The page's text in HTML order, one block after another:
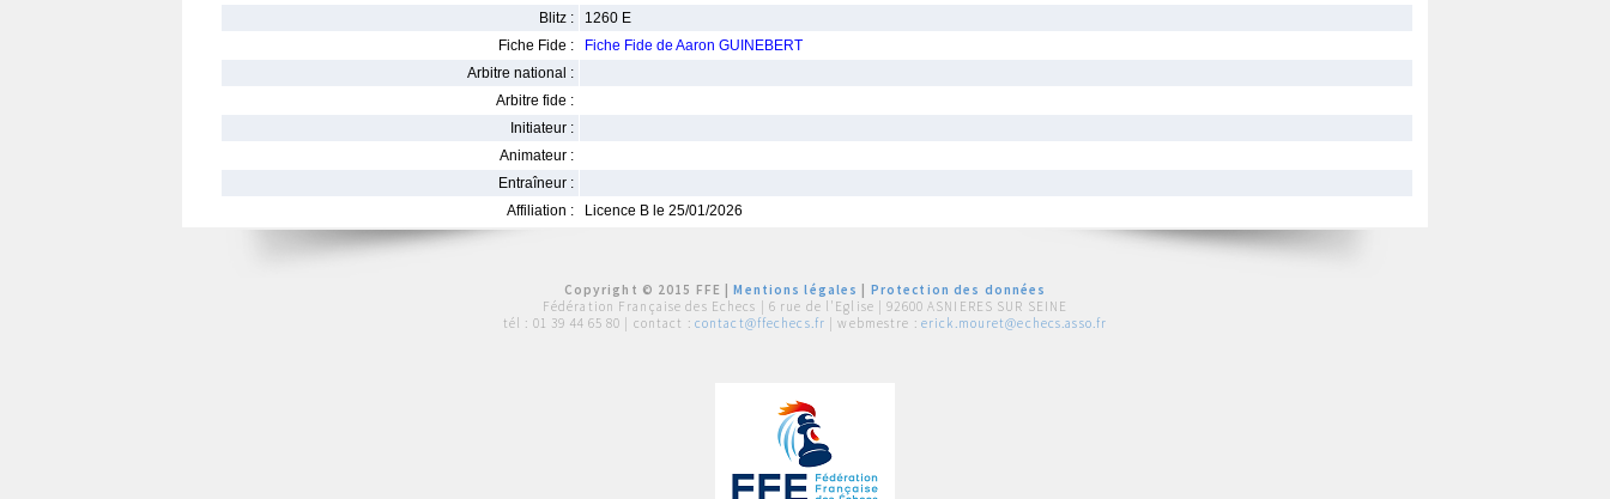
Blitz :
1260 E
Fiche Fide :
Fiche Fide de Aaron GUINEBERT
Arbitre national :
Arbitre fide :
Initiateur :
Animateur :
Entraîneur :
Affiliation :
Licence B le 25/01/2026
Copyright © 2015 FFE |Mentions légales
Protection des données
Fédération Française des Echecs | 6 rue de l'Eglise | 92600 ASNIERES SUR SEINE
tél : 01 39 44 65 80 | contact : contact@ffechecs.fr | webmestre : erick.mouret@echecs.asso.fr